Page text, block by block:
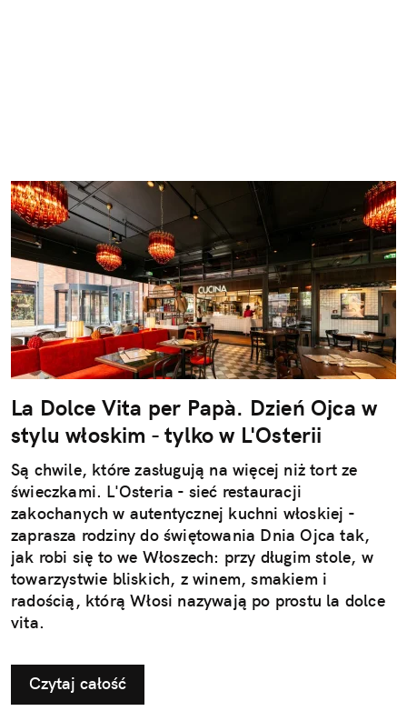
La Dolce Vita per Papà. Dzień Ojca w
stylu włoskim - tylko w L'Osterii
Są chwile, które zasługują na więcej niż tort ze
świeczkami. L'Osteria - sieć restauracji
zakochanych w autentycznej kuchni włoskiej -
zaprasza rodziny do świętowania Dnia Ojca tak,
jak robi się to we Włoszech: przy długim stole, w
towarzystwie bliskich, z winem, smakiem i
radością, którą Włosi nazywają po prostu la dolce
vita.
Czytaj całość